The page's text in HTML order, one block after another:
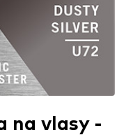
na vlasy -